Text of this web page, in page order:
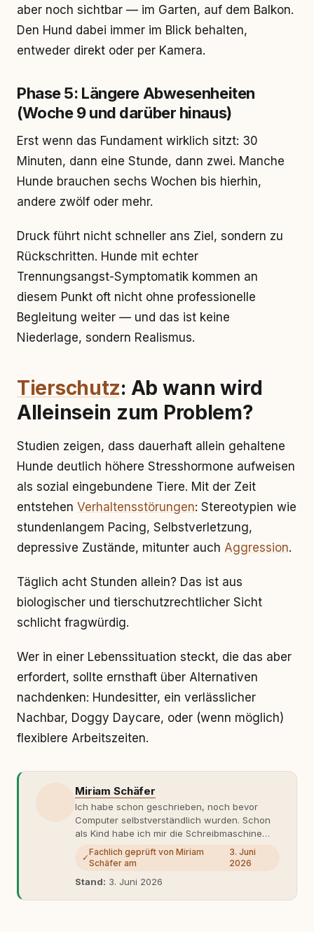
aber noch sichtbar — im Garten, auf dem Balkon.
Den Hund dabei immer im Blick behalten,
entweder direkt oder per Kamera.
Phase 5: Längere Abwesenheiten
(Woche 9 und darüber hinaus)
Erst wenn das Fundament wirklich sitzt: 30
Minuten, dann eine Stunde, dann zwei. Manche
Hunde brauchen sechs Wochen bis hierhin,
andere zwölf oder mehr.
Druck führt nicht schneller ans Ziel, sondern zu
Rückschritten. Hunde mit echter
Trennungsangst-Symptomatik kommen an
diesem Punkt oft nicht ohne professionelle
Begleitung weiter — und das ist keine
Niederlage, sondern Realismus.
Tierschutz: Ab wann wird
Alleinsein zum Problem?
Studien zeigen, dass dauerhaft allein gehaltene
Hunde deutlich höhere Stresshormone aufweisen
als sozial eingebundene Tiere. Mit der Zeit
entstehen Verhaltensstörungen: Stereotypien wie
stundenlangem Pacing, Selbstverletzung,
depressive Zustände, mitunter auch Aggression.
Täglich acht Stunden allein? Das ist aus
biologischer und tierschutzrechtlicher Sicht
schlicht fragwürdig.
Wer in einer Lebenssituation steckt, die das aber
erfordert, sollte ernsthaft über Alternativen
nachdenken: Hundesitter, ein verlässlicher
Nachbar, Doggy Daycare, oder (wenn möglich)
flexiblere Arbeitszeiten.
Miriam Schäfer
Ich habe schon geschrieben, noch bevor
Computer selbstverständlich wurden. Schon
als Kind habe ich mir die Schreibmaschine
meiner Eltern geschnappt und drauflos
getippt: Geschichten, Beobachtungen,
zu Hunde-Themen ist kein klassischer. Lange
Zeit war ich eher skeptisch, geprägt von
✓
Fachlich geprüft von Miriam
Schäfer am
3. Juni
2026
Stand: 3. Juni 2026